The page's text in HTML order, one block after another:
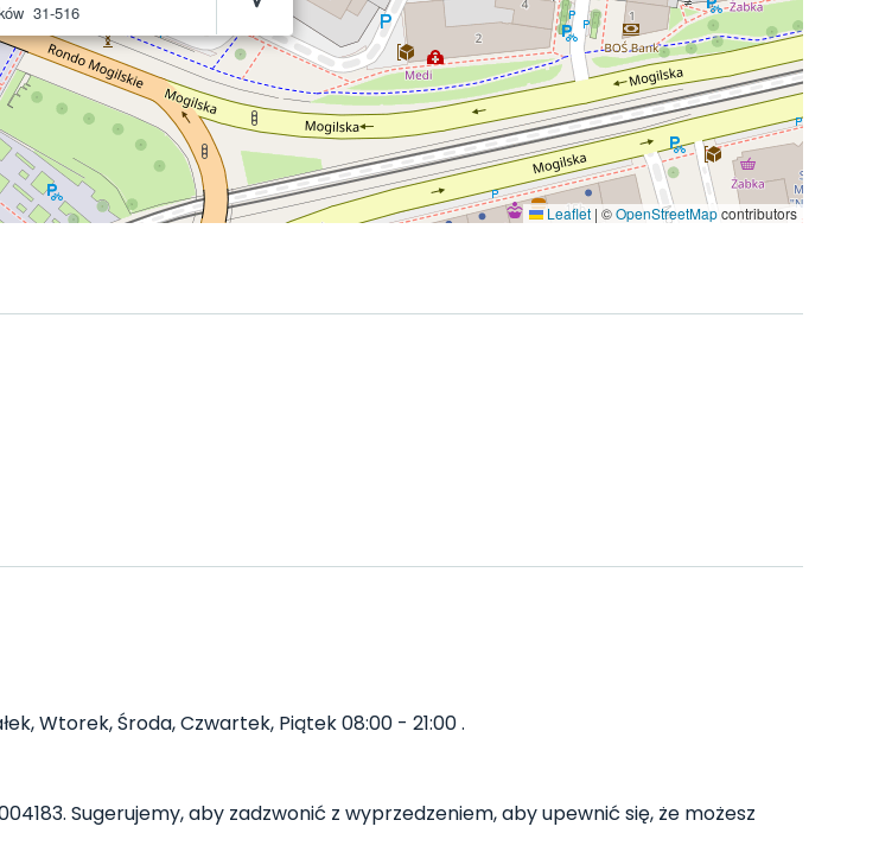
31-516
Leaflet | ©OpenStreetMapcontributors
Wtorek, Środa, Czwartek, Piątek 08:00 - 21:00 .
Sugerujemy, aby zadzwonić z wyprzedzeniem, aby upewnić się, że możesz